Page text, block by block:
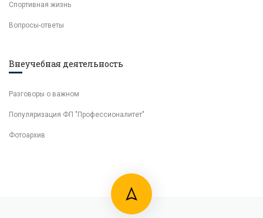
Спортивная жизнь
Вопросы-ответы
Внеучебная деятельность
Разговоры о важном
Популяризация ФП "Профессионалитет"
Фотоархив